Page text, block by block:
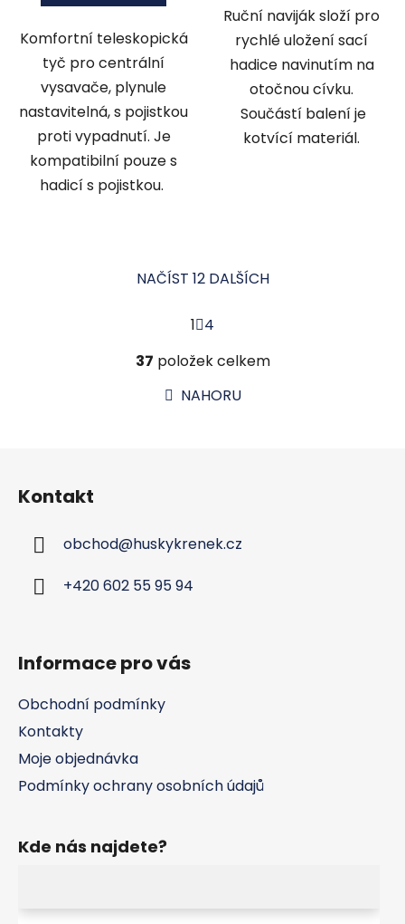
Komfortní teleskopická
tyč pro centrální
vysavače, plynule
nastavitelná, s pojistkou
proti vypadnutí. Je
kompatibilní pouze s
hadicí s pojistkou.
Ruční naviják složí pro
rychlé uložení sací
hadice navinutím na
otočnou cívku.
Součástí balení je
kotvící materiál.
v
l
á
v
NAČÍST 12 DALŠÍCH
t
á
k
1 4
37 položek celkem
NAHORU
Kontakt
obchod@huskykrenek.cz
+420 602 55 95 94
Informace pro vás
Obchodní podmínky
Kontakty
Moje objednávka
Podmínky ochrany osobních údajů
Kde nás najdete?